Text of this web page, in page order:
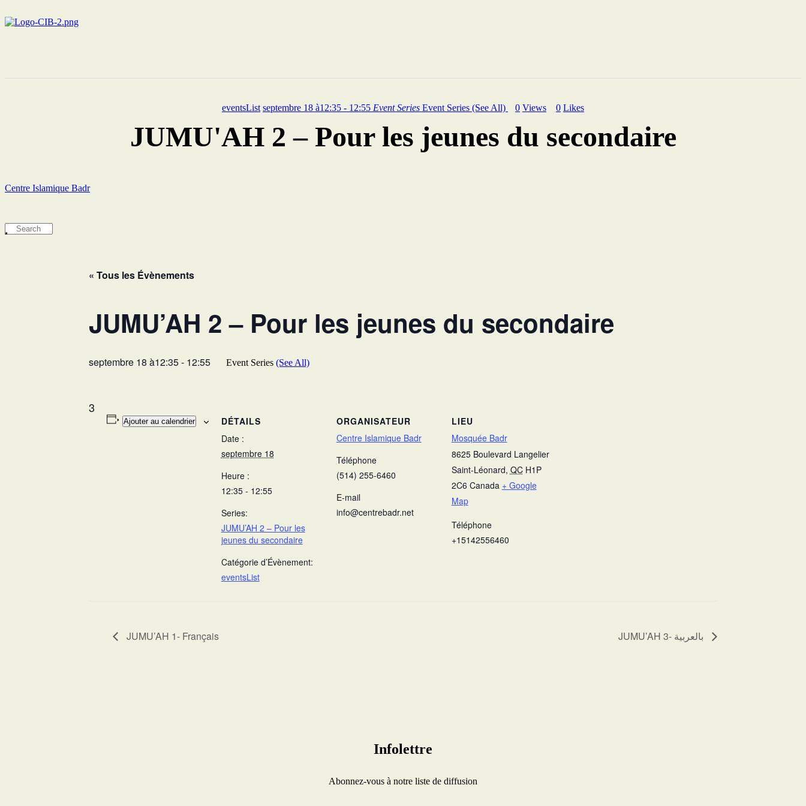
eventsList septembre 18 à12:35 - 12:55 Event Series Event Series (See All) 0 Views 0 Likes
JUMU'AH 2 – Pour les jeunes du secondaire
Centre Islamique Badr
« Tous les Évènements
JUMU’AH 2 – Pour les jeunes du secondaire
septembre 18 à12:35- 12:55 Event Series (See All)
3
Ajouter au calendrier
DÉTAILS
Date :
septembre 18
Heure :
12:35 - 12:55
Series:
JUMU’AH 2 – Pour les
jeunes du secondaire
Catégorie d’Évènement:
eventsList
ORGANISATEUR
Centre Islamique Badr
Téléphone
(514) 255-6460
E-mail
info@centrebadr.net
LIEU
Mosquée Badr
8625 Boulevard Langelier
Saint-Léonard, QC H1P
2C6 Canada + Google
Map
Téléphone
+15142556460
JUMU’AH 1- Français
Infolettre
Abonnez-vous à notre liste de diffusion